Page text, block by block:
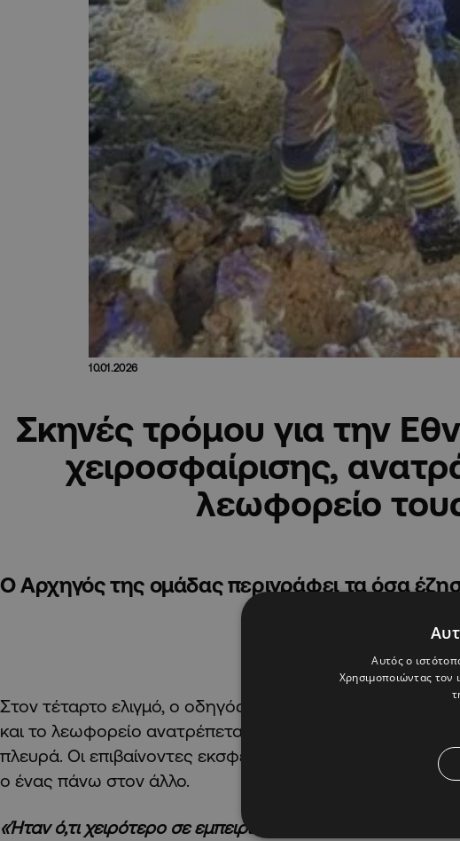
10.01.2026
Σκηνές τρόμου για την
χειροσφαίρισης,
λεωφορείο
Ο Αρχηγός της ομάδας περιγράφει τα όσα
Στον τέταρτο ελιγμό, ο οδηγός χάνει τον έλεγχο,
και το λεωφορείο ανατρέπεται γέρνοντας απότομα προς
πλευρά. Οι επιβαίνοντες εκσφενδονίζονται προς τα
ο ένας πάνω στον άλλο.
«Ήταν ό,τι χειρότερο σε εμπειρία. Το περιστατικό
Αυτός ο
Χρησιμοποιώντας τον